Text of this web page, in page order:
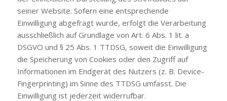
seiner Website. Sofern eine entsprechende
Einwilligung abgefragt wurde, erfolgt die Verarbeitung
ausschließlich auf Grundlage von Art. 6 Abs. 1 lit. a
DSGVO und § 25 Abs. 1 TTDSG, soweit die Einwilligung
die Speicherung von Cookies oder den Zugriff auf
Informationen im Endgerät des Nutzers (z. B. Device-
Fingerprinting) im Sinne des TTDSG umfasst. Die
Einwilligung ist jederzeit widerrufbar.